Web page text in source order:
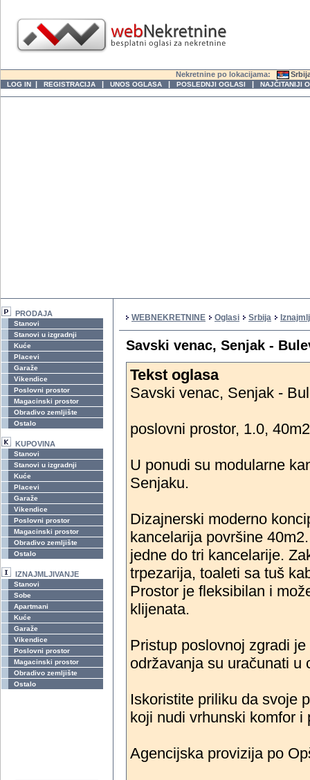
Nekretnine po lokacijama:
LOG IN | REGISTRACIJA | UNOS OGLASA | POSLEDNJI OGLASI | NAJČITANIJI
PRODAJA
Stanovi
Stanovi u izgradnji
Kuće
Placevi
Garaže
Vikendice
Poslovni prostor
Magacinski prostor
Obradivo zemljište
Ostalo
KUPOVINA
Stanovi
Stanovi u izgradnji
Kuće
Placevi
Garaže
Vikendice
Poslovni prostor
Magacinski prostor
Obradivo zemljište
Ostalo
IZNAJMLJIVANJE
Stanovi
Sobe
Apartmani
Kuće
Garaže
Vikendice
Poslovni prostor
Magacinski prostor
Obradivo zemljište
Ostalo
WEBNEKRETNINE Oglasi Srbija
Savski venac, Senjak -
Tekst oglasa
Savski venac, Senjak -
poslovni prostor, 1.0,
U ponudi su modularne
Senjaku.
Dizajnerski moderno
kancelarija površine
jedne do tri kancelarije.
trpezarija, toaleti sa tuš
Prostor je fleksibilan i
klijenata.
Pristup poslovnoj zgradi
održavanja su uračunati u
Iskoristite priliku da svoje
koji nudi vrhunski komfor i
Agencijska provizija po